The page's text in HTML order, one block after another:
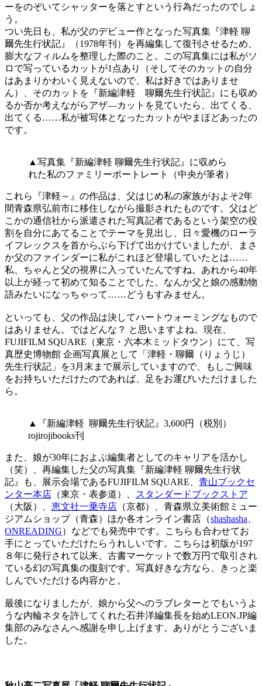
ーをのぞいてシャッターを落とすという行為だったのでしょ
う。
つい先日も、私が父のデビュー作となった写真集『津軽 聊
爾先生行状記』（1978年刊）を再編集して復刊させるため、
膨大なフィルムを整理した際のこと。この写真集には私がソ
ロで写っているカットが1点あり（そしてそのカットの自分
はあまりかわいく見えないので、私は好きではありませ
ん）、そのカットを『新編津軽 聊爾先生行状記』にも収め
るか否か考えながらアザ―カットを見ていたら、出てくる、
出てくる……私が被写体となったカットがやまほどあったの
です。
▲写真集『新編津軽 聊爾先生行状記』に収めら
れた私のファミリーポートレート（中央が筆者）
これら『津軽～』の作品は、父はじめ私の家族がおよそ2年
間青森県弘前市に移住しながら撮影されたものです。父はど
こかの通信社から派遣された写真記者であるという架空の役
割を自分にあてることでテーマを見出し、日々愛機のローラ
イフレックスを首からぶら下げて出かけていましたが、まさ
か父のファインダーに私がこれほど登場していたとは……
私、ちゃんと父の視界に入っていたんですね。あれから40年
以上が経って初めて知ることでした。なんか父と娘の感動物
語みたいになっちゃって……どうもすみません。
といっても、父の作品は決してハートウォーミングなもので
はありません。ではどんな？ と思いますよね。現在、
FUJIFILM SQUARE（東京・六本木ミッドタウン）にて、写
真歴史博物館 企画写真展として「津軽・聊爾（りょうじ）
先生行状記」を3月末まで展示していますので、もしご興味
をお持ちいただけたのであれば、足をお運びいただけました
ら。
▲『新編津軽 聊爾先生行状記』3,600円（税別）
rojirojibooks刊
また、娘が30年におよぶ編集者としてのキャリアを活かし
（笑）、再編集した父の写真集『新編津軽 聊爾先生行状
記』も、展示会場であるFUJIFILM SQUARE、 青山ブックセ
ンター本店 （東京・表参道）、
スタンダードブックストア
（大阪）、 恵文社一乗寺店 （京都）、青森県立美術館ミュー
ジアムショップ（青森）ほか各オンライン書店（shashasha
ONREADING）などでも発売中です。こちらも合わせてお
手にとっていただけたらうれしいです。こちらは初版が197
８年に発行されて以来、古書マーケットで数万円で取引され
ている幻の写真集の復刻です。写真好きな方なら、きっと楽
しんでいただける内容かと。
最後になりましたが、娘から父へのラブレターとでもいうよ
うな内輪ネタを許してくれた石井洋編集長を始めLEON.JP編
集部のみなさんへ感謝を申し上げます。ありがとうございま
した。